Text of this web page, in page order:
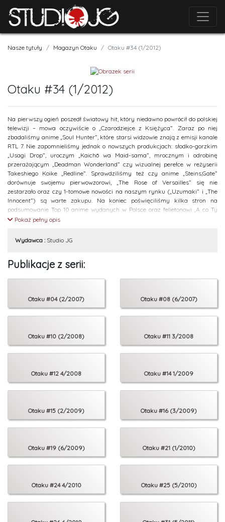
Nasze tytuły Magazyn Otaku Otaku #34 (1/2012)
Otaku #34 (1/2012)
Na pierwszy ogień poszedł światowy hit, który niedawno powrócił do polskiej
telewizji – mowa oczywiście o „Czarodziejce z Księżyca”. Zaraz po niej
zbadaliśmy anime „Soul Hunter”, które starsi widzowie znają z emisji kanale
RTL 7. Nie zapomnieliśmy jednak o nowszych produkcjach: słodko-gorzkim
„Usagi Drop”, uroczym „Kaichō wa Maid-sama”, mrocznym i odrobinę
przerażającym „Deadman Wonderland” czy wizualnej perełce w reżyserii
Takeshiego Koike „Redline”. Sprawdziliśmy też czy anime „Steins;Gate”
dorównuje swojemu pierwowzorowi, „The Rose of Versailles” się nie
zestarzało oraz czy 1-tomowe nowości na naszym rynku („Uzumaki” i „The
Innocent”) są warte zakupu. Na koniec poświęciliśmy kilka stron na
podsumowanie Top 10 anime wydanych w Polsce oraz felietonowi „A co Ty
zrobiłeś dla fandomu?”.
numeru. Co jeszcze znalazło się w środku, sprawdźcie sami!
Pokaż pełny opis
Wydawca : Studio JG
Publikacje z serii:
Otaku #04 (2/2007) Otaku #08 (6/2007)
Otaku #10 (2/2008) Otaku #11 3/2008
Otaku #12 4/2008 Otaku #14 1/2009
Otaku #15 (2/2009) Otaku #16 (3/2009)
Otaku #19 (6/2009) Otaku #21 (1/2010)
Otaku #24 4/2010 Otaku #25 (5/2010)